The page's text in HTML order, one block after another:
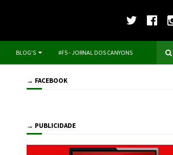
BLOG'S #F5 - JORNAL DOS CANYONS
→ FACEBOOK
→ PUBLICIDADE